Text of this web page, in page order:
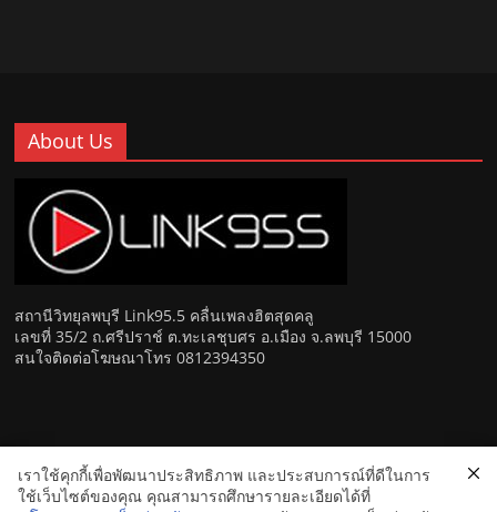
About Us
สถานีวิทยุลพบุรี Link95.5 คลื่นเพลงฮิตสุดคลู
เลขที่ 35/2 ถ.ศรีปราช์ ต.ทะเลชุบศร อ.เมือง จ.ลพบุรี 15000
สนใจติดต่อโฆษณาโทร 0812394350
Copyright © 2026Link 95.5 คลื่นเพลงฮิตสุดคูล สถานีวิทยุ FM
เราใช้คุกกี้เพื่อพัฒนาประสิทธิภาพ และประสบการณ์ที่ดีในการ
ใช้เว็บไซต์ของคุณ คุณสามารถศึกษารายละเอียดได้ที่